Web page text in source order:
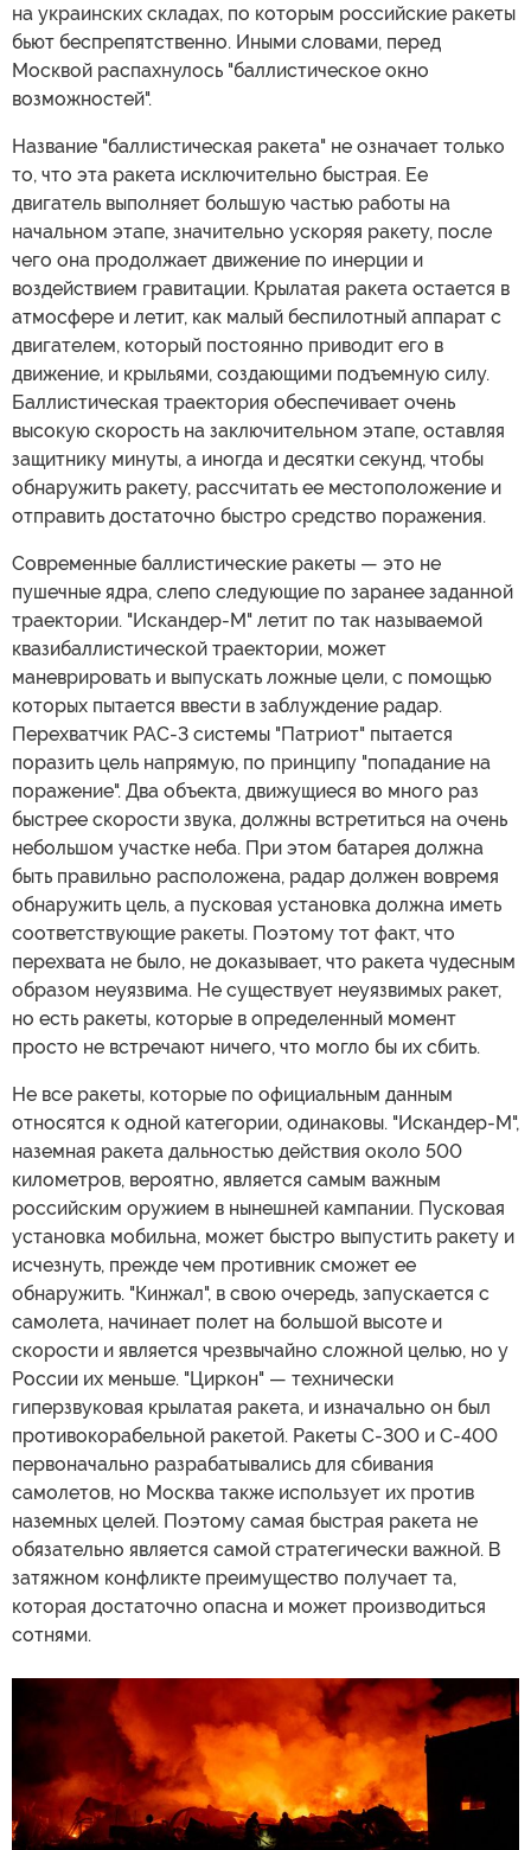
на украинских складах, по которым российские ракеты
бьют беспрепятственно. Иными словами, перед
Москвой распахнулось "баллистическое окно
возможностей".
Название "баллистическая ракета" не означает только
то, что эта ракета исключительно быстрая. Ее
двигатель выполняет большую частью работы на
начальном этапе, значительно ускоряя ракету, после
чего она продолжает движение по инерции и
воздействием гравитации. Крылатая ракета остается в
атмосфере и летит, как малый беспилотный аппарат с
двигателем, который постоянно приводит его в
движение, и крыльями, создающими подъемную силу.
Баллистическая траектория обеспечивает очень
высокую скорость на заключительном этапе, оставляя
защитнику минуты, а иногда и десятки секунд, чтобы
обнаружить ракету, рассчитать ее местоположение и
отправить достаточно быстро средство поражения.
Современные баллистические ракеты — это не
пушечные ядра, слепо следующие по заранее заданной
траектории. "Искандер-М" летит по так называемой
квазибаллистической траектории, может
маневрировать и выпускать ложные цели, с помощью
которых пытается ввести в заблуждение радар.
Перехватчик PAC-3 системы "Патриот" пытается
поразить цель напрямую, по принципу "попадание на
поражение". Два объекта, движущиеся во много раз
быстрее скорости звука, должны встретиться на очень
небольшом участке неба. При этом батарея должна
быть правильно расположена, радар должен вовремя
обнаружить цель, а пусковая установка должна иметь
соответствующие ракеты. Поэтому тот факт, что
перехвата не было, не доказывает, что ракета чудесным
образом неуязвима. Не существует неуязвимых ракет,
но есть ракеты, которые в определенный момент
просто не встречают ничего, что могло бы их сбить.
Не все ракеты, которые по официальным данным
относятся к одной категории, одинаковы. "Искандер-М",
наземная ракета дальностью действия около 500
километров, вероятно, является самым важным
российским оружием в нынешней кампании. Пусковая
установка мобильна, может быстро выпустить ракету и
исчезнуть, прежде чем противник сможет ее
обнаружить. "Кинжал", в свою очередь, запускается с
самолета, начинает полет на большой высоте и
скорости и является чрезвычайно сложной целью, но у
России их меньше. "Циркон" — технически
гиперзвуковая крылатая ракета, и изначально он был
противокорабельной ракетой. Ракеты С-300 и С-400
первоначально разрабатывались для сбивания
самолетов, но Москва также использует их против
наземных целей. Поэтому самая быстрая ракета не
обязательно является самой стратегически важной. В
затяжном конфликте преимущество получает та,
которая достаточно опасна и может производиться
сотнями.